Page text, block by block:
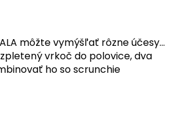
môžte vymýšľať rôzne účesy...
vrkoč do polovice, dva
ho so scrunchie